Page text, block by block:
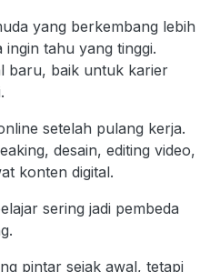
yang berkembang lebih
tahu yang tinggi.
baru, baik untuk karier
setelah pulang kerja.
desain, editing video,
konten digital.
sering jadi pembeda
pintar sejak awal, tetapi